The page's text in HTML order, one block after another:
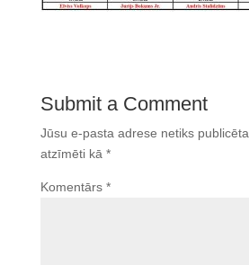
Submit a Comment
Jūsu e-pasta adrese netiks publicēta.
atzīmēti kā *
Komentārs *